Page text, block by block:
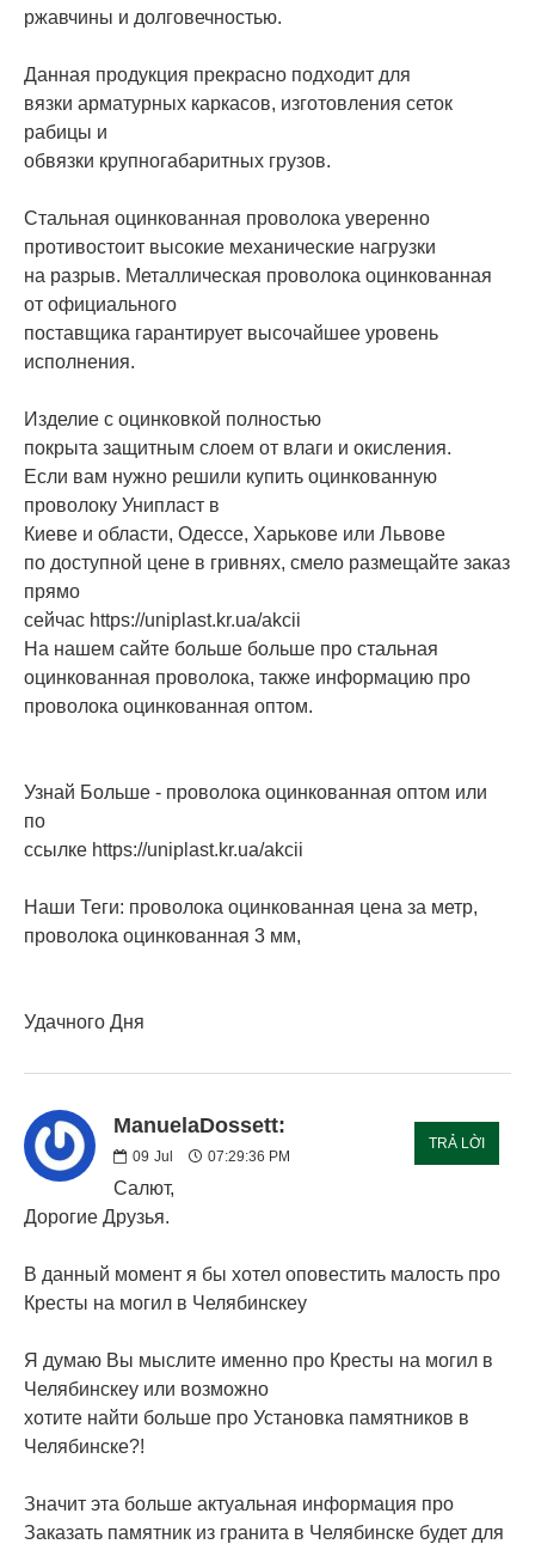
ржавчины и долговечностью.
Данная продукция прекрасно подходит для
вязки арматурных каркасов, изготовления сеток
рабицы и
обвязки крупногабаритных грузов.
Стальная оцинкованная проволока уверенно
противостоит высокие механические нагрузки
на разрыв. Металлическая проволока оцинкованная
от официального
поставщика гарантирует высочайшее уровень
исполнения.
Изделие с оцинковкой полностью
покрыта защитным слоем от влаги и окисления.
Если вам нужно решили купить оцинкованную
проволоку Унипласт в
Киеве и области, Одессе, Харькове или Львове
по доступной цене в гривнях, смело размещайте заказ
прямо
сейчас https://uniplast.kr.ua/akcii
На нашем сайте больше больше про стальная
оцинкованная проволока, также информацию про
проволока оцинкованная оптом.
Узнай Больше - проволока оцинкованная оптом или
по
ссылке https://uniplast.kr.ua/akcii
Наши Теги: проволока оцинкованная цена за метр,
проволока оцинкованная 3 мм,
Удачного Дня
ManuelaDossett:
09 Jul 07:29:36 PM
TRẢ LỜI
Салют,
Дорогие Друзья.
В данный момент я бы хотел оповестить малость про
Кресты на могил в Челябинскеу
Я думаю Вы мыслите именно про Кресты на могил в
Челябинскеу или возможно
хотите найти больше про Установка памятников в
Челябинске?!
Значит эта больше актуальная информация про
Заказать памятник из гранита в Челябинске будет для